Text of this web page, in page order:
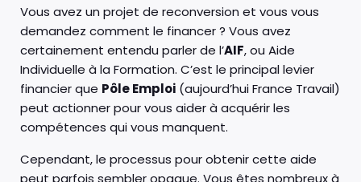
Vous avez un projet de reconversion et vous vous
demandez comment le financer ? Vous avez
certainement entendu parler de l’AIF, ou Aide
Individuelle à la Formation. C’est le principal levier
financier que Pôle Emploi (aujourd’hui France Travail)
peut actionner pour vous aider à acquérir les
compétences qui vous manquent.
Cependant, le processus pour obtenir cette aide
peut parfois sembler opaque. Vous êtes nombreux à